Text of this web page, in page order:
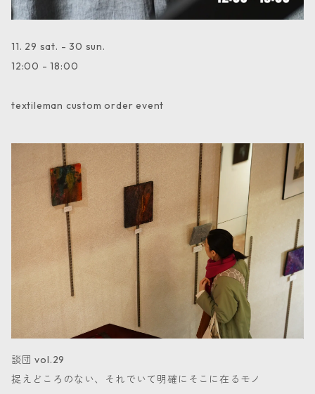
11. 29 sat. - 30 sun.
12:00 - 18:00
textileman custom order event
談団 vol.29
捉えどころのない、それでいて明確にそこに在るモノ